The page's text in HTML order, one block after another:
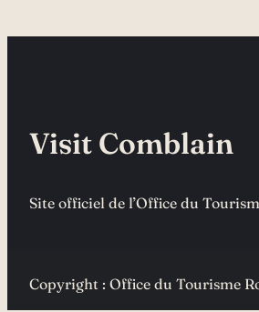
Visit Comblain
Site officiel de l’Office du
Copyright : Office du Tourisme